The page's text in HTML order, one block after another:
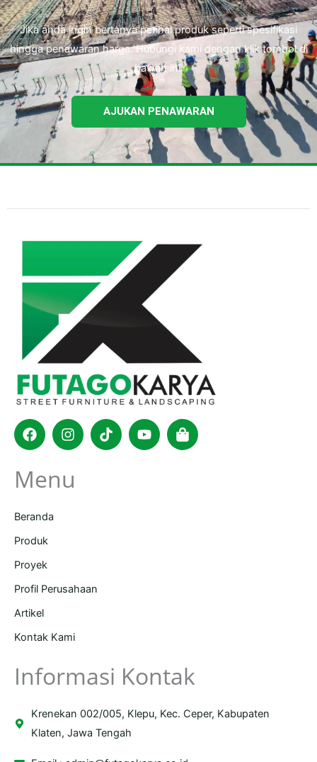
Jika anda ingin bertanya perihal produk seperti spesifikasi
hingga penawaran harga. Hubungi kami dengan klik tombol di
bawah ini.
AJUKAN PENAWARAN
FacebookInstagram
TiktokYoutubeShopping-
bag
Menu
Beranda
Produk
Proyek
Profil Perusahaan
Artikel
Kontak Kami
Informasi Kontak
Krenekan 002/005, Klepu, Kec. Ceper, Kabupaten
Klaten, Jawa Tengah